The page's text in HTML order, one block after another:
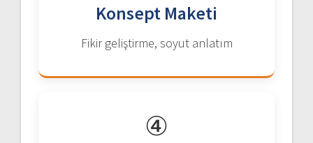
Konsept Maketi
Fikir geliştirme, soyut anlatım
④